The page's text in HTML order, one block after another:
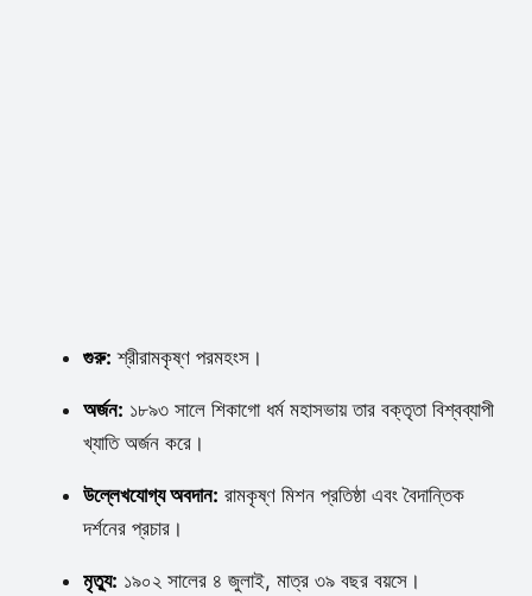
গুরু: শ্রীরামকৃষ্ণ পরমহংস।
অর্জন: ১৮৯৩ সালে শিকাগো ধর্ম মহাসভায় তার বক্তৃতা বিশ্বব্যাপী
খ্যাতি অর্জন করে।
উল্লেখযোগ্য অবদান: রামকৃষ্ণ মিশন প্রতিষ্ঠা এবং বৈদান্তিক
দর্শনের প্রচার।
মৃত্যু: ১৯০২ সালের ৪ জুলাই, মাত্র ৩৯ বছর বয়সে।